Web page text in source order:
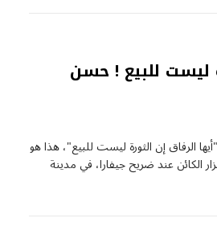
ليست للبيع ! حسن
الرفاق إن الثورة ليست للبيع"، هذا هو
الكائن عند ضريح جيفارا، في مدينة